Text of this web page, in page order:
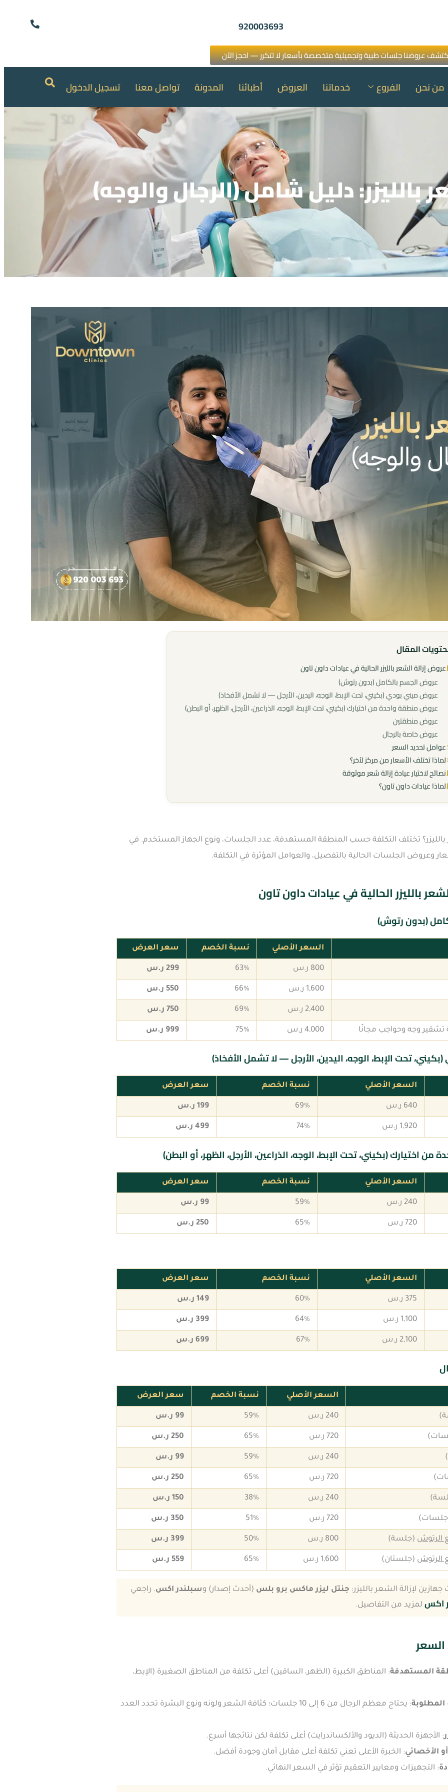
920003693
عروضنا جلسات طبية وتجميلية متخصصة بأسعار لا تتكرر — احجز الآن
من نحن الفروع خدماتنا العروض أطبائنا المدونة تواصل معنا تسجيل الدخول
بالليزر: دليل شامل (الرجال والوجه)
المقال
عروض إزالة الشعر بالليزر الحالية في عيادات داون تاون
عروض الجسم بالكامل (بدون رتوش)
عروض ميني بودي (بكيني، تحت الإبط، الوجه، اليدين، الأرجل — لا تشمل الأفخاذ)
عروض منطقة واحدة من اختيارك (بكيني، تحت الإبط، الوجه، الذراعين، الأرجل، الظهر، أو البطن)
عروض منطقتين
عروض خاصة بالرجال
عوامل تحديد السعر
لماذا تختلف الأسعار من مركز لآخر؟
نصائح لاختيار عيادة إزالة شعر موثوقة
لماذا عيادات داون تاون؟
تختلف التكلفة حسب المنطقة المستهدفة، عدد الجلسات، ونوع الجهاز المستخدم. في
وعروض الجلسات الحالية بالتفصيل، والعوامل المؤثرة في التكلفة.
بالليزر الحالية في عيادات داون تاون
(بدون رتوش)
السعر الأصلي نسبة الخصم سعر العرض
800 ر.س 63% 299 ر.س
1,600 ر.س 66% 550 ر.س
2,400 ر.س 69% 750 ر.س
4,000 ر.س 75% 999 ر.س
تحت الإبط، الوجه، اليدين، الأرجل — لا تشمل الأفخاذ)
السعر الأصلي نسبة الخصم سعر العرض
640 ر.س 69% 199 ر.س
1,920 ر.س 74% 499 ر.س
اختيارك (بكيني، تحت الإبط، الوجه، الذراعين، الأرجل، الظهر، أو البطن)
السعر الأصلي نسبة الخصم سعر العرض
240 ر.س 59% 99 ر.س
720 ر.س 65% 250 ر.س
السعر الأصلي نسبة الخصم سعر العرض
375 ر.س 60% 149 ر.س
1,100 ر.س 64% 399 ر.س
2,100 ر.س 67% 699 ر.س
السعر الأصلي نسبة الخصم سعر العرض
240 ر.س 59% 99 ر.س
720 ر.س 65% 250 ر.س
240 ر.س 59% 99 ر.س
720 ر.س 65% 250 ر.س
240 ر.س 38% 150 ر.س
720 ر.س 51% 350 ر.س
الرتوش (جلسة) 800 ر.س 50% 399 ر.س
الرتوش (جلستان) 1,600 ر.س 65% 559 ر.س
لإزالة الشعر بالليزر: جنتل ليزر ماكس برو بلس (أحدث إصدار) وسبلندر اكس. راجعي
اكس لمزيد من التفاصيل.
المستهدفة: المناطق الكبيرة (الظهر، الساقين) أعلى تكلفة من المناطق الصغيرة (الإبط،
: يحتاج معظم الرجال من 6 إلى 10 جلسات؛ كثافة الشعر ولونه ونوع البشرة تحدد العدد
: الأجهزة الحديثة (الديود والألكساندرايت) أعلى تكلفة لكن نتائجها أسرع.
الأخصائي: الخبرة الأعلى تعني تكلفة أعلى مقابل أمان وجودة أفضل.
: التجهيزات ومعايير التعقيم تؤثر في السعر النهائي.